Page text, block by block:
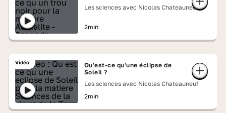
Les sciences avec Nicolas Chateauneuf
2min
Vidéo
Qu'est-ce qu'une éclipse de
Soleil ?
Les sciences avec Nicolas Chateauneuf
2min